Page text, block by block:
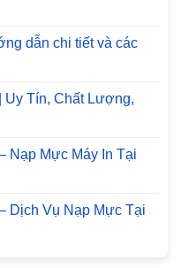
dẫn chi tiết và các
Uy Tín, Chất Lượng,
Nạp Mực Máy In Tại
Dịch Vụ Nạp Mực Tại